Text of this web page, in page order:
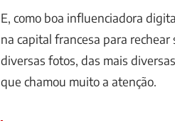
E, como boa influenciadora
na capital francesa para
diversas fotos, das mais
que chamou muito a atenção.